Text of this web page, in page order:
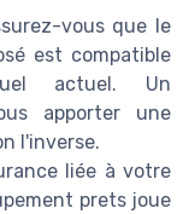
vous que le
est compatible
actuel. Un
apporter une
l'inverse.
liée à votre
prets joue